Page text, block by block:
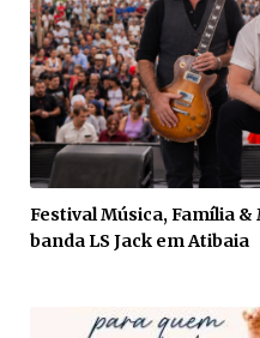
Festival Música, Família
banda LS Jack em Atibaia